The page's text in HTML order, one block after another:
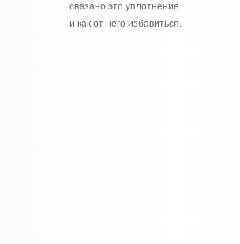
связано это уплотнение
и как от него избавиться.